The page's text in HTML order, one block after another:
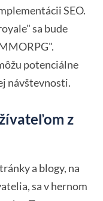
SEO.
sa bude
potenciálne
návštevnosti.
z
a blogy, na
sa v hernom